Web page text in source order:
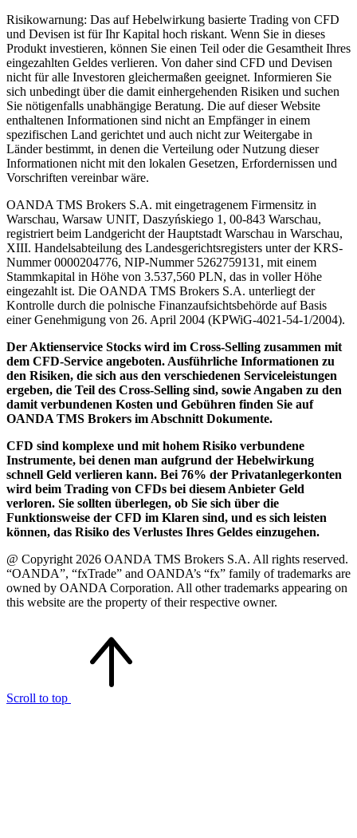
Risikowarnung: Das auf Hebelwirkung basierte Trading von CFD
und Devisen ist für Ihr Kapital hoch riskant. Wenn Sie in dieses
Produkt investieren, können Sie einen Teil oder die Gesamtheit Ihres
eingezahlten Geldes verlieren. Von daher sind CFD und Devisen
nicht für alle Investoren gleichermaßen geeignet. Informieren Sie
sich unbedingt über die damit einhergehenden Risiken und suchen
Sie nötigenfalls unabhängige Beratung. Die auf dieser Website
enthaltenen Informationen sind nicht an Empfänger in einem
spezifischen Land gerichtet und auch nicht zur Weitergabe in
Länder bestimmt, in denen die Verteilung oder Nutzung dieser
Informationen nicht mit den lokalen Gesetzen, Erfordernissen und
Vorschriften vereinbar wäre.
OANDA TMS Brokers S.A. mit eingetragenem Firmensitz in
Warschau, Warsaw UNIT, Daszyńskiego 1, 00-843 Warschau,
registriert beim Landgericht der Hauptstadt Warschau in Warschau,
XIII. Handelsabteilung des Landesgerichtsregisters unter der KRS-
Nummer 0000204776, NIP-Nummer 5262759131, mit einem
Stammkapital in Höhe von 3.537,560 PLN, das in voller Höhe
eingezahlt ist. Die OANDA TMS Brokers S.A. unterliegt der
Kontrolle durch die polnische Finanzaufsichtsbehörde auf Basis
einer Genehmigung von 26. April 2004 (KPWiG-4021-54-1/2004).
Der Aktienservice Stocks wird im Cross-Selling zusammen mit
dem CFD-Service angeboten. Ausführliche Informationen zu
den Risiken, die sich aus den verschiedenen Serviceleistungen
ergeben, die Teil des Cross-Selling sind, sowie Angaben zu den
damit verbundenen Kosten und Gebühren finden Sie auf
OANDA TMS Brokers im Abschnitt Dokumente.
CFD sind komplexe und mit hohem Risiko verbundene
Instrumente, bei denen man aufgrund der Hebelwirkung
schnell Geld verlieren kann. Bei 76% der Privatanlegerkonten
wird beim Trading von CFDs bei diesem Anbieter Geld
verloren. Sie sollten überlegen, ob Sie sich über die
Funktionsweise der CFD im Klaren sind, und es sich leisten
können, das Risiko des Verlustes Ihres Geldes einzugehen.
@ Copyright 2026 OANDA TMS Brokers S.A. All rights reserved.
“OANDA”, “fxTrade” and OANDA’s “fx” family of trademarks are
owned by OANDA Corporation. All other trademarks appearing on
this website are the property of their respective owner.
Scroll to top